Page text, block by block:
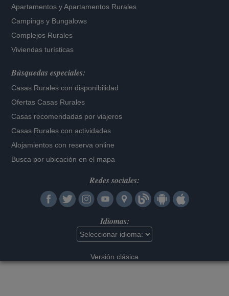
Apartamentos yApartamentos Rurales
Campings y Bungalows
Complejos Rurales
Viviendas turísticas
Búsquedas especiales:
Casas Rurales con disponibilidad
Ofertas Casas Rurales
Casas recomendadas por viajeros
Casas Rurales con actividades
Alojamientos con reserva online
Busca por ubicación en el mapa
Redes sociales:
Idiomas:
Versión clásica